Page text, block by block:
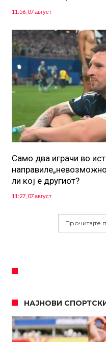
11:56, 07 август
Само два играчи во
ли кој е другиот?
11:27, 07 август
Прочитајте
НАЈНОВИ